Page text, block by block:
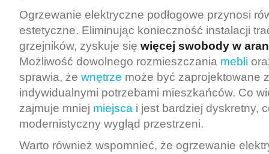
Ogrzewanie elektryczne podłogowe przynosi
estetyczne. Eliminując konieczność instalacji
grzejników, zyskuje się więcej swobody w
Możliwość dowolnego rozmieszczania mebli
sprawia, że wnętrze może być zaprojektowane
indywidualnymi potrzebami mieszkańców. Co
zajmuje mniej miejsca i jest bardziej dyskretny,
modernistyczny wygląd przestrzeni.
Warto również wspomnieć, że ogrzewanie